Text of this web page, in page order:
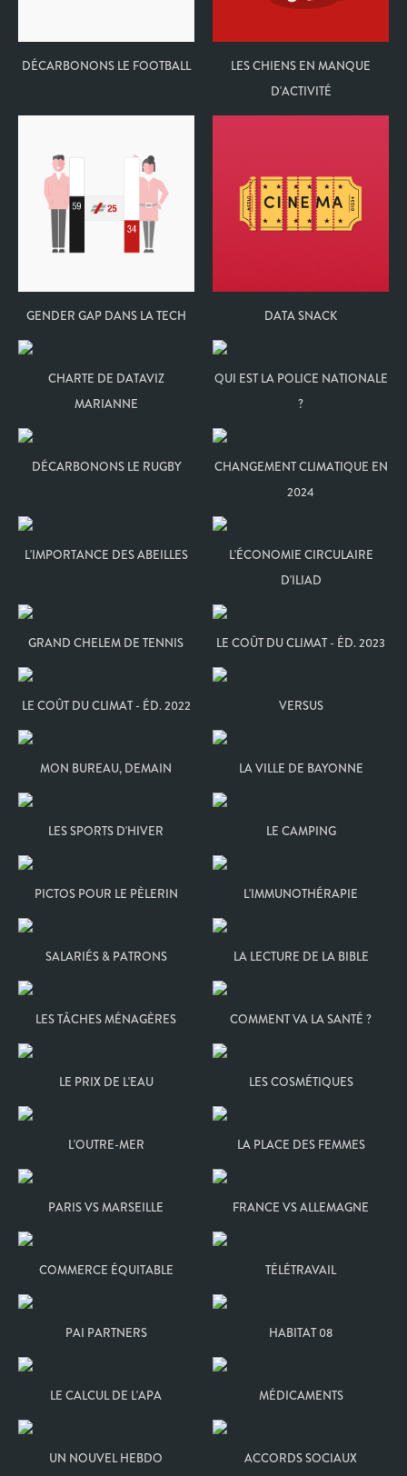
DÉCARBONONS LE FOOTBALL
LES CHIENS EN MANQUE
D'ACTIVITÉ
GENDER GAP DANS LA TECH DATA SNACK
CHARTE DE DATAVIZ
MARIANNE
QUI EST LA POLICE NATIONALE
?
DÉCARBONONS LE RUGBY
CHANGEMENT CLIMATIQUE EN
2024
L'IMPORTANCE DES ABEILLES
L'ÉCONOMIE CIRCULAIRE
D'ILIAD
GRAND CHELEM DE TENNIS LE COÛT DU CLIMAT - ÉD. 2023
LE COÛT DU CLIMAT - ÉD. 2022 VERSUS
MON BUREAU, DEMAIN LA VILLE DE BAYONNE
LES SPORTS D'HIVER LE CAMPING
PICTOS POUR LE PÈLERIN L'IMMUNOTHÉRAPIE
SALARIÉS & PATRONS LA LECTURE DE LA BIBLE
LES TÂCHES MÉNAGÈRES COMMENT VA LA SANTÉ ?
LE PRIX DE L'EAU LES COSMÉTIQUES
L'OUTRE-MER LA PLACE DES FEMMES
PARIS VS MARSEILLE FRANCE VS ALLEMAGNE
COMMERCE ÉQUITABLE TÉLÉTRAVAIL
PAI PARTNERS HABITAT 08
LE CALCUL DE L'APA MÉDICAMENTS
UN NOUVEL HEBDO ACCORDS SOCIAUX